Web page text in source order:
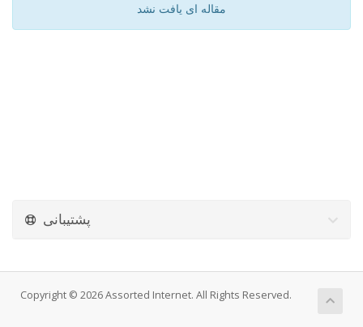
مقاله ای یافت نشد
پشتیبانی
Copyright © 2026 Assorted Internet. All Rights Reserved.